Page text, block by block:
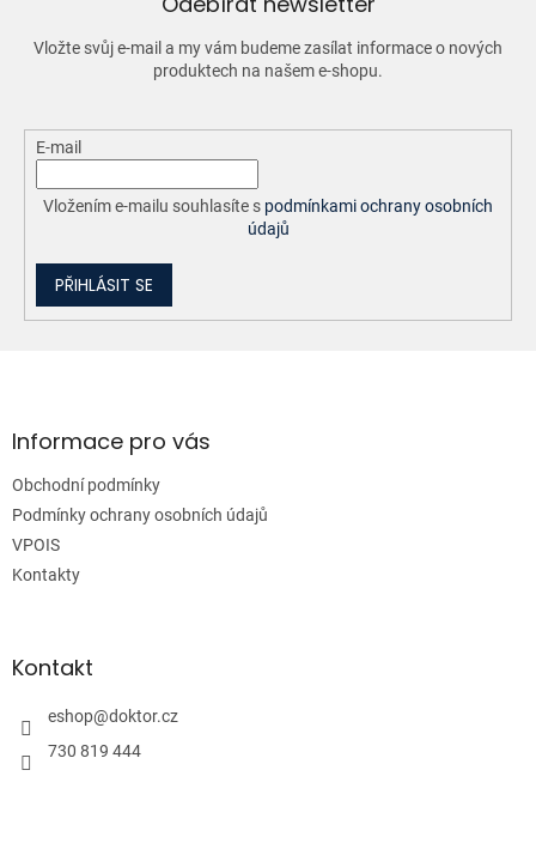
k
y
v
ý
i
Vložte svůj e-mail a my vám budeme zasílat informace o nových
produktech na našem e-shopu.
E-mail
Vložením e-mailu souhlasíte s podmínkami ochrany osobních
údajů
PŘIHLÁSIT SE
aInformace pro vás
Obchodní podmínky
Podmínky ochrany osobních údajů
VPOIS
Kontakty
Kontakt
eshop@doktor.cz
730 819 444